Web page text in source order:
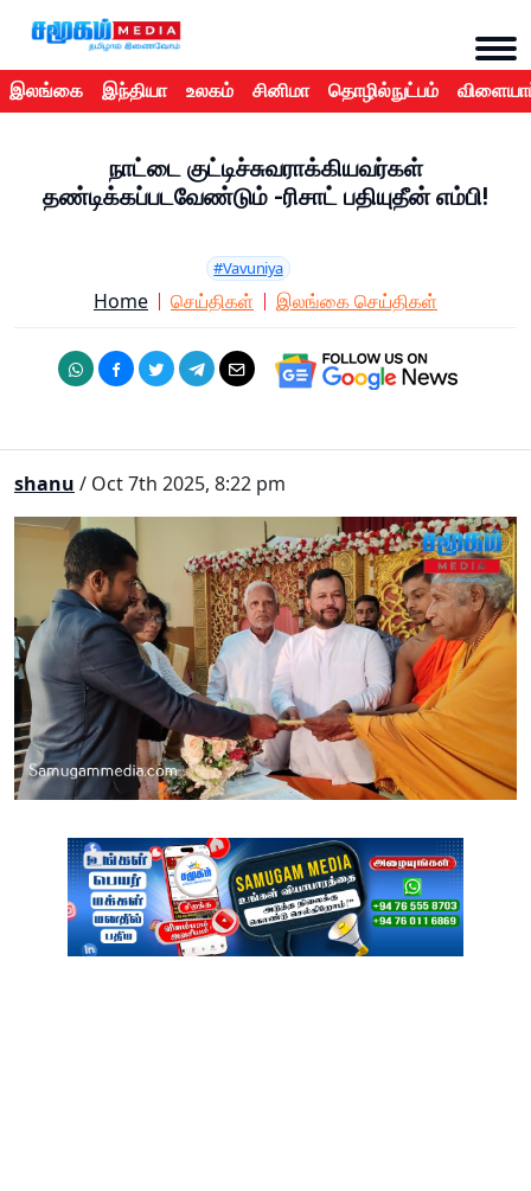
இலங்கை இந்தியா உலகம் சினிமா தொழில்நுட்பம்
நாட்டை குட்டிச்சுவராக்கியவர்கள்
தண்டிக்கப்படவேண்டும் -ரிசாட் பதியுதீன் எம்பி!
#Vavuniya
Home செய்திகள் இலங்கை செய்திகள்
shanu / Oct 7th 2025, 8:22 pm